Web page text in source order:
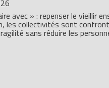
avec » : repenser le vieillir
les collectivités sont
sans réduire les